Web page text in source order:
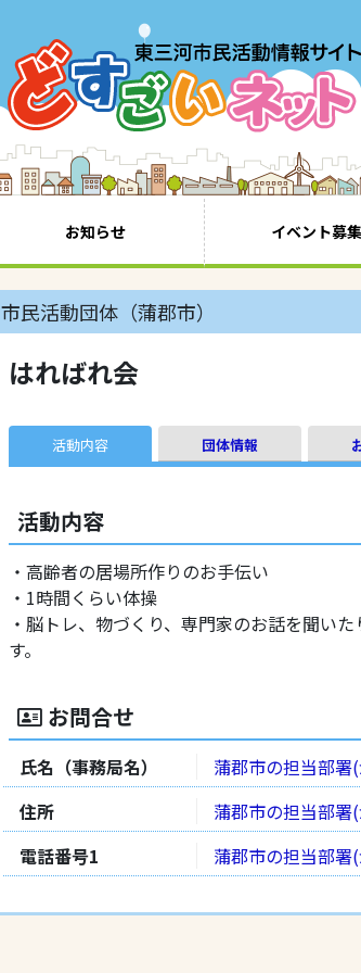
お知らせ イベント募集
市民活動団体（蒲郡市）
はればれ会
活動内容 団体情報
活動内容
・高齢者の居場所作りのお手伝い
・1時間くらい体操
・脳トレ、物づくり、専門家のお話を聞い
す。
お問合せ
氏名（事務局名）
蒲郡市の担当部署
住所
蒲郡市の担当部署
電話番号1
蒲郡市の担当部署